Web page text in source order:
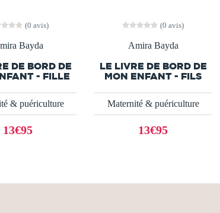
(0 avis)
Bayda
DE BORD DE
- FILLE
& puériculture
13€95
(0 avis)
Amira Bayda
LE LIVRE DE BORD DE
MON ENFANT - FILS
Maternité & puériculture
13€95